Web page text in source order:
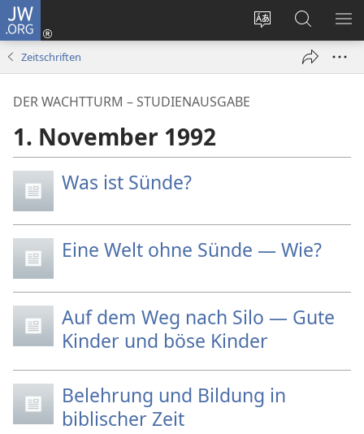
JW.ORG
Websitesprache
ändern
Anmelden
(öffnet
Suche
Zeitschriften
DER WACHTTURM – STUDIENAUSGABE
1. November 1992
Was ist Sünde?
Eine Welt ohne Sünde — Wie?
Auf dem Weg nach Silo — Gute
Kinder und böse Kinder
Belehrung und Bildung in
biblischer Zeit